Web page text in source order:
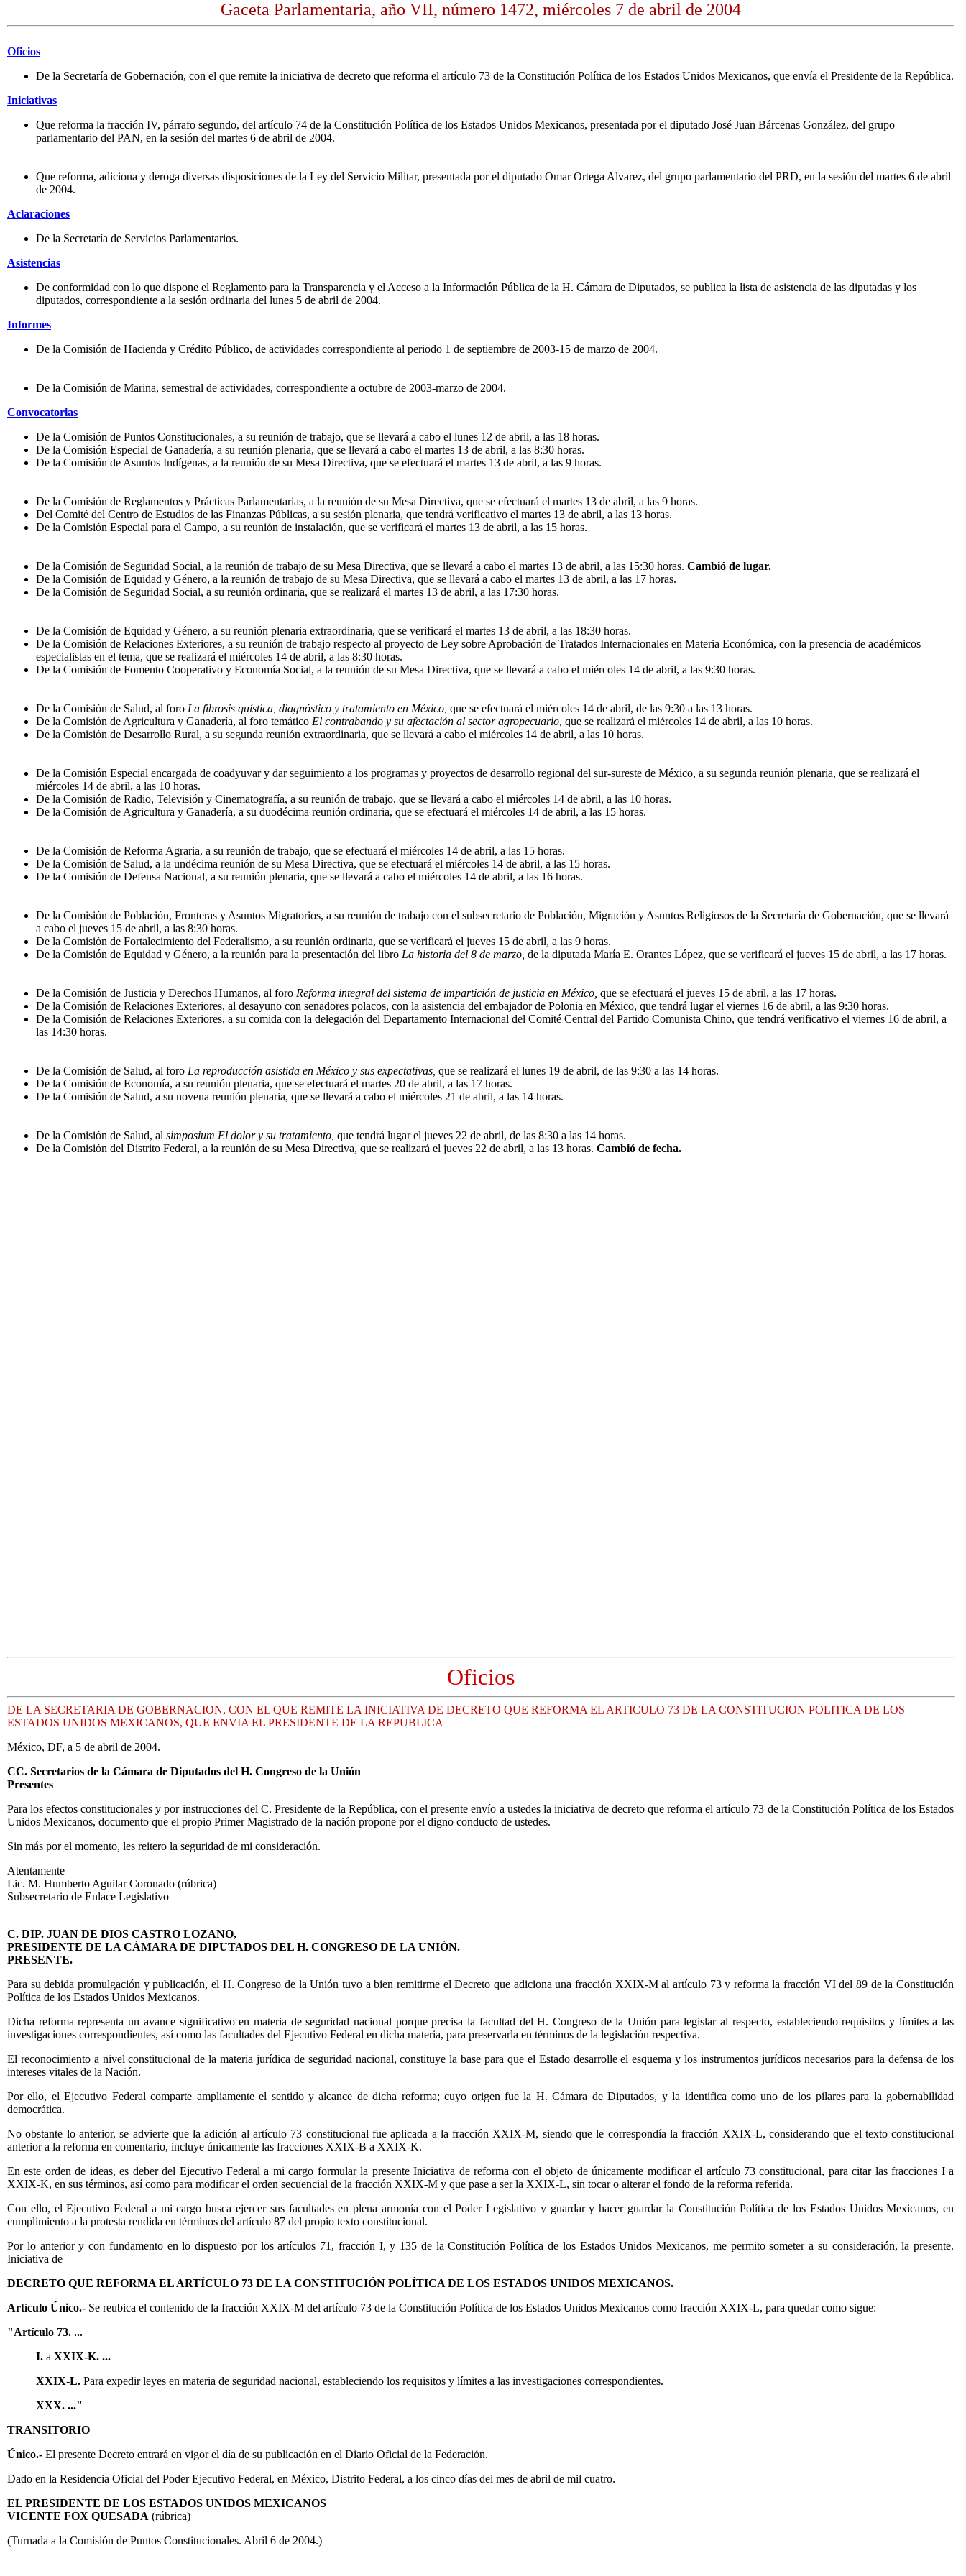
Gaceta Parlamentaria, año VII, número 1472, miércoles 7 de abril de 2004
Oficios
De la Secretaría de Gobernación, con el que remite la iniciativa de decreto que reforma el artículo 73 de la Constitución Política de los Estados Unidos Mexicanos, que envía el Presidente de la República.
Iniciativas
Que reforma la fracción IV, párrafo segundo, del artículo 74 de la Constitución Política de los Estados Unidos Mexicanos, presentada por el diputado José Juan Bárcenas González, del grupo
parlamentario del PAN, en la sesión del martes 6 de abril de 2004.
Que reforma, adiciona y deroga diversas disposiciones de la Ley del Servicio Militar, presentada por el diputado Omar Ortega Alvarez, del grupo parlamentario del PRD, en la sesión del martes 6 de abril
de 2004.
Aclaraciones
De la Secretaría de Servicios Parlamentarios.
Asistencias
De conformidad con lo que dispone el Reglamento para la Transparencia y el Acceso a la Información Pública de la H. Cámara de Diputados, se publica la lista de asistencia de las diputadas y los
diputados, correspondiente a la sesión ordinaria del lunes 5 de abril de 2004.
Informes
De la Comisión de Hacienda y Crédito Público, de actividades correspondiente al periodo 1 de septiembre de 2003-15 de marzo de 2004.
De la Comisión de Marina, semestral de actividades, correspondiente a octubre de 2003-marzo de 2004.
Convocatorias
De la Comisión de Puntos Constitucionales, a su reunión de trabajo, que se llevará a cabo el lunes 12 de abril, a las 18 horas.
De la Comisión Especial de Ganadería, a su reunión plenaria, que se llevará a cabo el martes 13 de abril, a las 8:30 horas.
De la Comisión de Asuntos Indígenas, a la reunión de su Mesa Directiva, que se efectuará el martes 13 de abril, a las 9 horas.
De la Comisión de Reglamentos y Prácticas Parlamentarias, a la reunión de su Mesa Directiva, que se efectuará el martes 13 de abril, a las 9 horas.
Del Comité del Centro de Estudios de las Finanzas Públicas, a su sesión plenaria, que tendrá verificativo el martes 13 de abril, a las 13 horas.
De la Comisión Especial para el Campo, a su reunión de instalación, que se verificará el martes 13 de abril, a las 15 horas.
De la Comisión de Seguridad Social, a la reunión de trabajo de su Mesa Directiva, que se llevará a cabo el martes 13 de abril, a las 15:30 horas. Cambió de lugar.
De la Comisión de Equidad y Género, a la reunión de trabajo de su Mesa Directiva, que se llevará a cabo el martes 13 de abril, a las 17 horas.
De la Comisión de Seguridad Social, a su reunión ordinaria, que se realizará el martes 13 de abril, a las 17:30 horas.
De la Comisión de Equidad y Género, a su reunión plenaria extraordinaria, que se verificará el martes 13 de abril, a las 18:30 horas.
De la Comisión de Relaciones Exteriores, a su reunión de trabajo respecto al proyecto de Ley sobre Aprobación de Tratados Internacionales en Materia Económica, con la presencia de académicos
especialistas en el tema, que se realizará el miércoles 14 de abril, a las 8:30 horas.
De la Comisión de Fomento Cooperativo y Economía Social, a la reunión de su Mesa Directiva, que se llevará a cabo el miércoles 14 de abril, a las 9:30 horas.
De la Comisión de Salud, al foro La fibrosis quística, diagnóstico y tratamiento en México, que se efectuará el miércoles 14 de abril, de las 9:30 a las 13 horas.
De la Comisión de Agricultura y Ganadería, al foro temático El contrabando y su afectación al sector agropecuario, que se realizará el miércoles 14 de abril, a las 10 horas.
De la Comisión de Desarrollo Rural, a su segunda reunión extraordinaria, que se llevará a cabo el miércoles 14 de abril, a las 10 horas.
De la Comisión Especial encargada de coadyuvar y dar seguimiento a los programas y proyectos de desarrollo regional del sur-sureste de México, a su segunda reunión plenaria, que se realizará el
miércoles 14 de abril, a las 10 horas.
De la Comisión de Radio, Televisión y Cinematografía, a su reunión de trabajo, que se llevará a cabo el miércoles 14 de abril, a las 10 horas.
De la Comisión de Agricultura y Ganadería, a su duodécima reunión ordinaria, que se efectuará el miércoles 14 de abril, a las 15 horas.
De la Comisión de Reforma Agraria, a su reunión de trabajo, que se efectuará el miércoles 14 de abril, a las 15 horas.
De la Comisión de Salud, a la undécima reunión de su Mesa Directiva, que se efectuará el miércoles 14 de abril, a las 15 horas.
De la Comisión de Defensa Nacional, a su reunión plenaria, que se llevará a cabo el miércoles 14 de abril, a las 16 horas.
De la Comisión de Población, Fronteras y Asuntos Migratorios, a su reunión de trabajo con el subsecretario de Población, Migración y Asuntos Religiosos de la Secretaría de Gobernación, que se llevará
a cabo el jueves 15 de abril, a las 8:30 horas.
De la Comisión de Fortalecimiento del Federalismo, a su reunión ordinaria, que se verificará el jueves 15 de abril, a las 9 horas.
De la Comisión de Equidad y Género, a la reunión para la presentación del libro La historia del 8 de marzo, de la diputada María E. Orantes López, que se verificará el jueves 15 de abril, a las 17 horas.
De la Comisión de Justicia y Derechos Humanos, al foro Reforma integral del sistema de impartición de justicia en México, que se efectuará el jueves 15 de abril, a las 17 horas.
De la Comisión de Relaciones Exteriores, al desayuno con senadores polacos, con la asistencia del embajador de Polonia en México, que tendrá lugar el viernes 16 de abril, a las 9:30 horas.
De la Comisión de Relaciones Exteriores, a su comida con la delegación del Departamento Internacional del Comité Central del Partido Comunista Chino, que tendrá verificativo el viernes 16 de abril, a
las 14:30 horas.
De la Comisión de Salud, al foro La reproducción asistida en México y sus expectativas, que se realizará el lunes 19 de abril, de las 9:30 a las 14 horas.
De la Comisión de Economía, a su reunión plenaria, que se efectuará el martes 20 de abril, a las 17 horas.
De la Comisión de Salud, a su novena reunión plenaria, que se llevará a cabo el miércoles 21 de abril, a las 14 horas.
De la Comisión de Salud, al simposium El dolor y su tratamiento, que tendrá lugar el jueves 22 de abril, de las 8:30 a las 14 horas.
De la Comisión del Distrito Federal, a la reunión de su Mesa Directiva, que se realizará el jueves 22 de abril, a las 13 horas. Cambió de fecha.
Oficios
DE LA SECRETARIA DE GOBERNACION, CON EL QUE REMITE LA INICIATIVA DE DECRETO QUE REFORMA EL ARTICULO 73 DE LA CONSTITUCION POLITICA DE LOS
ESTADOS UNIDOS MEXICANOS, QUE ENVIA EL PRESIDENTE DE LA REPUBLICA
México, DF, a 5 de abril de 2004.
CC. Secretarios de la Cámara de Diputados del H. Congreso de la Unión
Presentes
Para los efectos constitucionales y por instrucciones del C. Presidente de la República, con el presente envío a ustedes la iniciativa de decreto que reforma el artículo 73 de la Constitución Política de los Estados
Unidos Mexicanos, documento que el propio Primer Magistrado de la nación propone por el digno conducto de ustedes.
Sin más por el momento, les reitero la seguridad de mi consideración.
Atentamente
Lic. M. Humberto Aguilar Coronado (rúbrica)
Subsecretario de Enlace Legislativo
C. DIP. JUAN DE DIOS CASTRO LOZANO,
PRESIDENTE DE LA CÁMARA DE DIPUTADOS DEL H. CONGRESO DE LA UNIÓN.
PRESENTE.
Para su debida promulgación y publicación, el H. Congreso de la Unión tuvo a bien remitirme el Decreto que adiciona una fracción XXIX-M al artículo 73 y reforma la fracción VI del 89 de la Constitución
Política de los Estados Unidos Mexicanos.
Dicha reforma representa un avance significativo en materia de seguridad nacional porque precisa la facultad del H. Congreso de la Unión para legislar al respecto, estableciendo requisitos y límites a las
investigaciones correspondientes, así como las facultades del Ejecutivo Federal en dicha materia, para preservarla en términos de la legislación respectiva.
El reconocimiento a nivel constitucional de la materia jurídica de seguridad nacional, constituye la base para que el Estado desarrolle el esquema y los instrumentos jurídicos necesarios para la defensa de los
intereses vitales de la Nación.
Por ello, el Ejecutivo Federal comparte ampliamente el sentido y alcance de dicha reforma; cuyo origen fue la H. Cámara de Diputados, y la identifica como uno de los pilares para la gobernabilidad
democrática.
No obstante lo anterior, se advierte que la adición al artículo 73 constitucional fue aplicada a la fracción XXIX-M, siendo que le correspondía la fracción XXIX-L, considerando que el texto constitucional
anterior a la reforma en comentario, incluye únicamente las fracciones XXIX-B a XXIX-K.
En este orden de ideas, es deber del Ejecutivo Federal a mi cargo formular la presente Iniciativa de reforma con el objeto de únicamente modificar el artículo 73 constitucional, para citar las fracciones I a
XXIX-K, en sus términos, así como para modificar el orden secuencial de la fracción XXIX-M y que pase a ser la XXIX-L, sin tocar o alterar el fondo de la reforma referida.
Con ello, el Ejecutivo Federal a mi cargo busca ejercer sus facultades en plena armonía con el Poder Legislativo y guardar y hacer guardar la Constitución Política de los Estados Unidos Mexicanos, en
cumplimiento a la protesta rendida en términos del artículo 87 del propio texto constitucional.
Por lo anterior y con fundamento en lo dispuesto por los artículos 71, fracción I, y 135 de la Constitución Política de los Estados Unidos Mexicanos, me permito someter a su consideración, la presente.
Iniciativa de
DECRETO QUE REFORMA EL ARTÍCULO 73 DE LA CONSTITUCIÓN POLÍTICA DE LOS ESTADOS UNIDOS MEXICANOS.
Artículo Único.- Se reubica el contenido de la fracción XXIX-M del artículo 73 de la Constitución Política de los Estados Unidos Mexicanos como fracción XXIX-L, para quedar como sigue:
"Artículo 73. ...
I. a XXIX-K. ...
XXIX-L. Para expedir leyes en materia de seguridad nacional, estableciendo los requisitos y límites a las investigaciones correspondientes.
XXX. ..."
TRANSITORIO
Único.- El presente Decreto entrará en vigor el día de su publicación en el Diario Oficial de la Federación.
Dado en la Residencia Oficial del Poder Ejecutivo Federal, en México, Distrito Federal, a los cinco días del mes de abril de mil cuatro.
EL PRESIDENTE DE LOS ESTADOS UNIDOS MEXICANOS
VICENTE FOX QUESADA (rúbrica)
(Turnada a la Comisión de Puntos Constitucionales. Abril 6 de 2004.)